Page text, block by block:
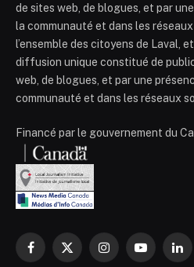
de sites web, de blogues, et par
la communauté et dans les
l’ensemble des citoyens de Laval,
diffusion unique constitué de
web, de blogues, et par une
communauté et dans les réseaux
Financé par le gouvernement du
Facebook
X
InstagramYouTube